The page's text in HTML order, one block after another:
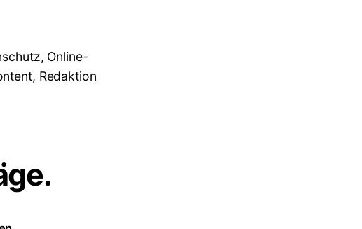
Online-
Redaktion